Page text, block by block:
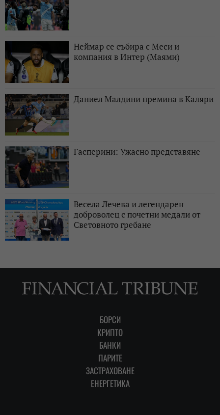
Неймар се събира с Меси и
компания в Интер (Маями)
Даниел Малдини премина в Каляри
Гасперини: Ужасно представяне
Весела Лечева и легендарен
доброволец с почетни медали от
Световното гребане
БОРСИ
КРИПТО
БАНКИ
ПАРИТЕ
ЗАСТРАХОВАНЕ
ЕНЕРГЕТИКА